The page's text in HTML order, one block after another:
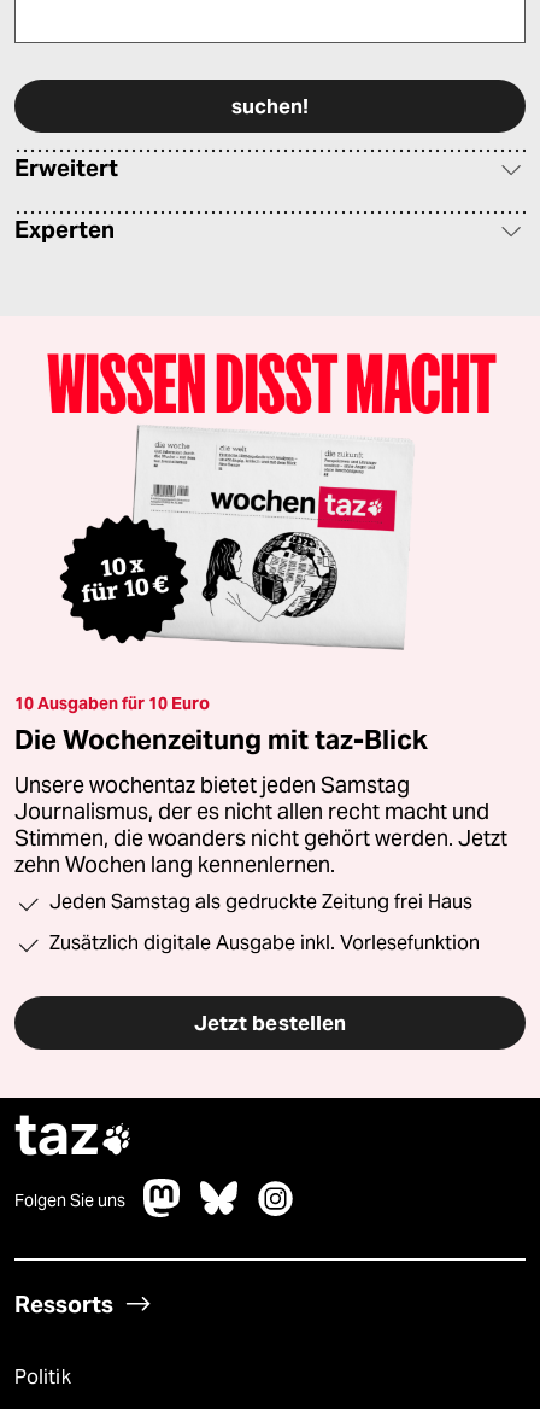
Erweitert
Experten
10 Ausgaben für 10 Euro
Die Wochenzeitung mit taz-Blick
Unsere wochentaz bietet jeden Samstag
Journalismus, der es nicht allen recht macht und
Stimmen, die woanders nicht gehört werden. Jetzt
zehn Wochen lang kennenlernen.
Jeden Samstag als gedruckte Zeitung frei Haus
Zusätzlich digitale Ausgabe inkl. Vorlesefunktion
Jetzt bestellen
taz
Folgen Sie uns
Ressorts
Politik